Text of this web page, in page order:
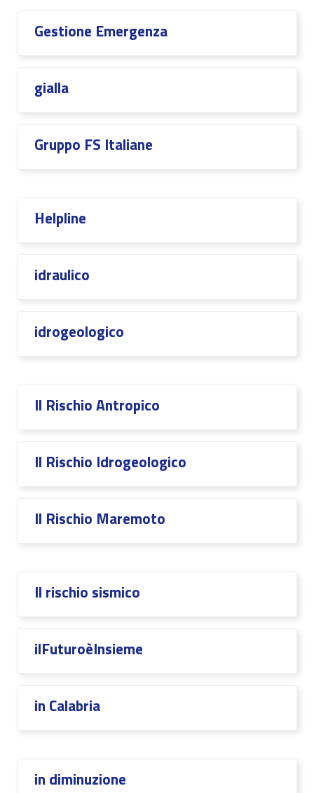
Gestione Emergenza
gialla
Gruppo FS Italiane
Helpline
idraulico
idrogeologico
Il Rischio Antropico
Il Rischio Idrogeologico
Il Rischio Maremoto
Il rischio sismico
ilFuturoèInsieme
in Calabria
in diminuzione